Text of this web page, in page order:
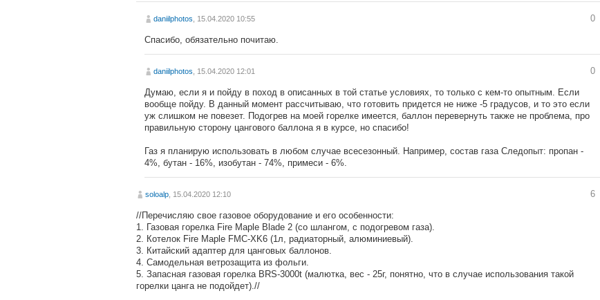
daniilphotos , 15.04.2020 10:55 0
Спасибо, обязательно почитаю.
daniilphotos , 15.04.2020 12:01 0
Думаю, если я и пойду в поход в описанных в той статье условиях, то только с кем-то опытным. Если
вообще пойду. В данный момент рассчитываю, что готовить придется не ниже -5 градусов, и то это если
уж слишком не повезет. Подогрев на моей горелке имеется, баллон перевернуть также не проблема, про
правильную сторону цангового баллона я в курсе, но спасибо!
Газ я планирую использовать в любом случае всесезонный. Например, состав газа Следопыт: пропан -
4%, бутан - 16%, изобутан - 74%, примеси - 6%.
soloalp , 15.04.2020 12:10 6
//Перечисляю свое газовое оборудование и его особенности:
1. Газовая горелка Fire Maple Blade 2 (со шлангом, с подогревом газа).
2. Котелок Fire Maple FMC-XK6 (1л, радиаторный, алюминиевый).
3. Китайский адаптер для цанговых баллонов.
4. Самодельная ветрозащита из фольги.
5. Запасная газовая горелка BRS-3000t (малютка, вес - 25г, понятно, что в случае использования такой
горелки цанга не подойдет).//